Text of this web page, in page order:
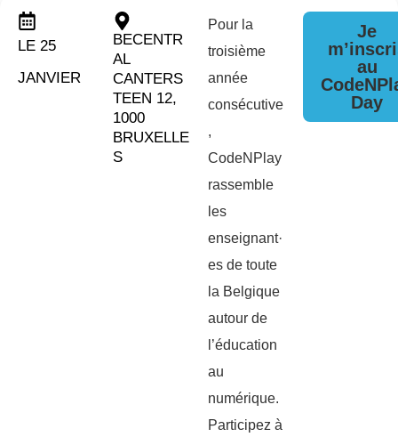
LE 25
JANVIER
BECENTR
AL
CANTERS
TEEN 12,
1000
BRUXELLE
S
Pour la
troisième
année
consécutive
,
CodeNPlay
rassemble
les
enseignant·
es de toute
la Belgique
autour de
l’éducation
au
numérique.
Participez à
Je
au
Day